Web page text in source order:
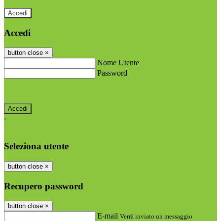
Accedi
Accedi
button close ×
Nome Utente
Password
-
Seleziona utente
button close ×
Recupero password
button close ×
E-mail Verrà inviato un messaggio